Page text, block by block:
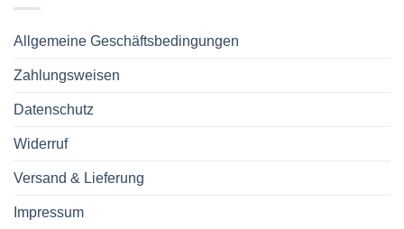
Allgemeine Geschäftsbedingungen
Zahlungsweisen
Datenschutz
Widerruf
Versand & Lieferung
Impressum